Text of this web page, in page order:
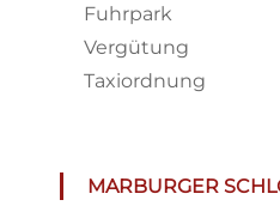
Fuhrpark
Vergütung
Taxiordnung
MARBURGER